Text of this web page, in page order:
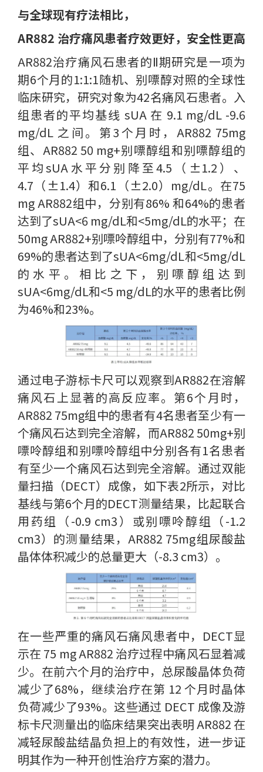
与全球现有疗法相比，
AR882 治疗痛风患者疗效更好，安全性更高
AR882治疗痛风石患者的Ⅱ期研究是一项为
期6个月的1:1:1随机、别嘌醇对照的全球性
临床研究，研究对象为42名痛风石患者。入
组患者的平均基线 sUA 在 9.1 mg/dL -9.6
mg/dL 之间。第3个月时，AR882 75mg
组、AR882 50 mg+别嘌醇组和别嘌醇组的
平均sUA水平分别降至4.5（±1.2）、
4.7（±1.4）和6.1（±2.0）mg/dL。在75
mg AR882组中，分别有86% 和64%的患者
达到了sUA<6 mg/dL和<5mg/dL的水平；在
50mg AR882+别嘌呤醇组中，分别有77%和
69%的患者达到了sUA<6mg/dL和<5mg/dL
的水平。相比之下，别嘌醇组达到
sUA<6mg/dL和<5 mg/dL的水平的患者比例
为46%和23%。
通过电子游标卡尺可以观察到AR882在溶解
痛风石上显著的高反应率。第6个月时，
AR882 75mg组中的患者有4名患者至少有一
个痛风石达到完全溶解，而AR882 50mg+别
嘌呤醇组和别嘌呤醇组中分别各有1名患者
有至少一个痛风石达到完全溶解。通过双能
量扫描（DECT）成像，如下表2所示，对比
基线与第6个月的DECT测量结果，比起联合
用药组（-0.9 cm3）或别嘌呤醇组（-1.2
cm3）的测量结果，AR882 75mg组尿酸盐
晶体体积减少的总量更大（-8.3 cm3）。
在一些严重的痛风石痛风患者中，DECT显
示在 75 mg AR882 治疗过程中痛风石显着减
少。在前六个月的治疗中，总尿酸晶体负荷
减少了68%，继续治疗在第 12 个月时晶体
负荷减少了93%。这些通过 DECT 成像及游
标卡尺测量出的临床结果突出表明 AR882 在
减轻尿酸盐结晶负担上的有效性，进一步证
明其作为一种开创性治疗方案的潜力。